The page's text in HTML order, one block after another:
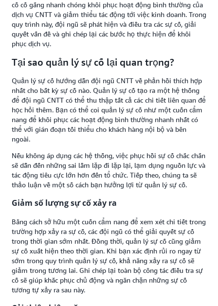
cố cố gắng nhanh chóng khôi phục hoạt động bình thường của
dịch vụ CNTT và giảm thiểu tác động tới việc kinh doanh. Trong
quy trình này, đội ngũ sẽ phát hiện và điều tra các sự cố, giải
quyết vấn đề và ghi chép lại các bước họ thực hiện để khôi
phục dịch vụ.
Tại sao quản lý sự cố lại quan trọng?
Quản lý sự cố hướng dẫn đội ngũ CNTT về phản hồi thích hợp
nhất cho bất kỳ sự cố nào. Quản lý sự cố tạo ra một hệ thống
để đội ngũ CNTT có thể thu thập tất cả các chi tiết liên quan để
học hỏi thêm. Bạn có thể coi quản lý sự cố như một cuốn cẩm
nang để khôi phục các hoạt động bình thường nhanh nhất có
thể với gián đoạn tối thiểu cho khách hàng nội bộ và bên
ngoài.
Nếu không áp dụng các hệ thống, việc phục hồi sự cố chắc chắn
sẽ dẫn đến những sai lầm lặp đi lặp lại, lạm dụng nguồn lực và
tác động tiêu cực lớn hơn đến tổ chức. Tiếp theo, chúng ta sẽ
thảo luận về một số cách bạn hưởng lợi từ quản lý sự cố.
Giảm số lượng sự cố xảy ra
Bằng cách sở hữu một cuốn cẩm nang để xem xét chi tiết trong
trường hợp xảy ra sự cố, các đội ngũ có thể giải quyết sự cố
trong thời gian sớm nhất. Đồng thời, quản lý sự cố cũng giảm
sự cố xuất hiện theo thời gian. Khi bạn xác định rủi ro ngay từ
sớm trong quy trình quản lý sự cố, khả năng xảy ra sự cố sẽ
giảm trong tương lai. Ghi chép lại toàn bộ công tác điều tra sự
cố sẽ giúp khắc phục chủ động và ngăn chặn những sự cố
tương tự xảy ra sau này.